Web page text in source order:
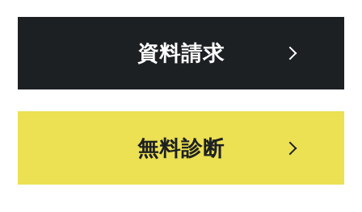
資料請求
無料診断